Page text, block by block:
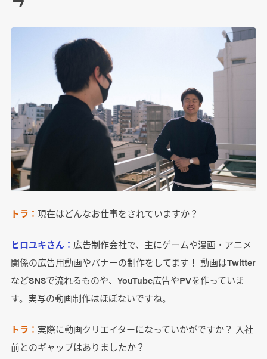
トラ： 現在はどんなお仕事をされていますか？
ヒロユキさん： 広告制作会社で、主にゲームや漫画・アニメ
関係の広告用動画やバナーの制作をしてます！ 動画はTwitter
などSNSで流れるものや、YouTube広告やPVを作っていま
す。実写の動画制作はほぼないですね。
トラ： 実際に動画クリエイターになっていかがですか？ 入社
前とのギャップはありましたか？